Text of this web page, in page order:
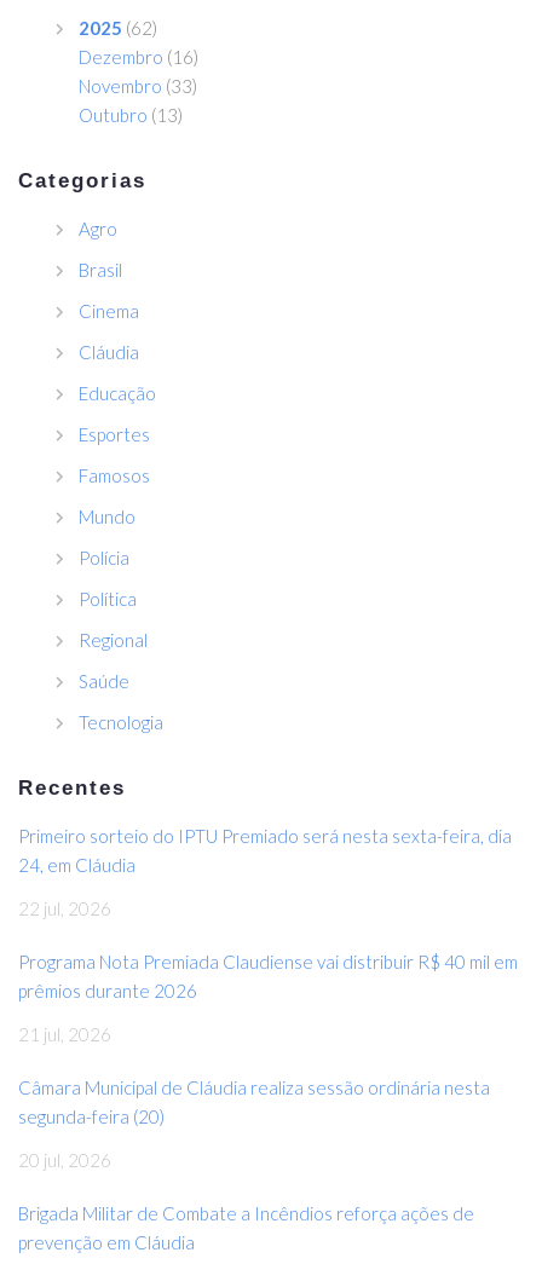
2025 (62)
Dezembro (16)
Novembro (33)
Outubro (13)
Categorias
Agro
Brasil
Cinema
Cláudia
Educação
Esportes
Famosos
Mundo
Polícia
Política
Regional
Saúde
Tecnologia
Recentes
Primeiro sorteio do IPTU Premiado será nesta sexta-feira, dia
24, em Cláudia
22 jul, 2026
Programa Nota Premiada Claudiense vai distribuir R$ 40 mil em
prêmios durante 2026
21 jul, 2026
Câmara Municipal de Cláudia realiza sessão ordinária nesta
segunda-feira (20)
20 jul, 2026
Brigada Militar de Combate a Incêndios reforça ações de
prevenção em Cláudia